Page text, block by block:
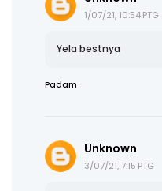
1/07/21, 10:54 PTG
Yela bestnya
Padam
Unknown
3/07/21, 7:15 PTG